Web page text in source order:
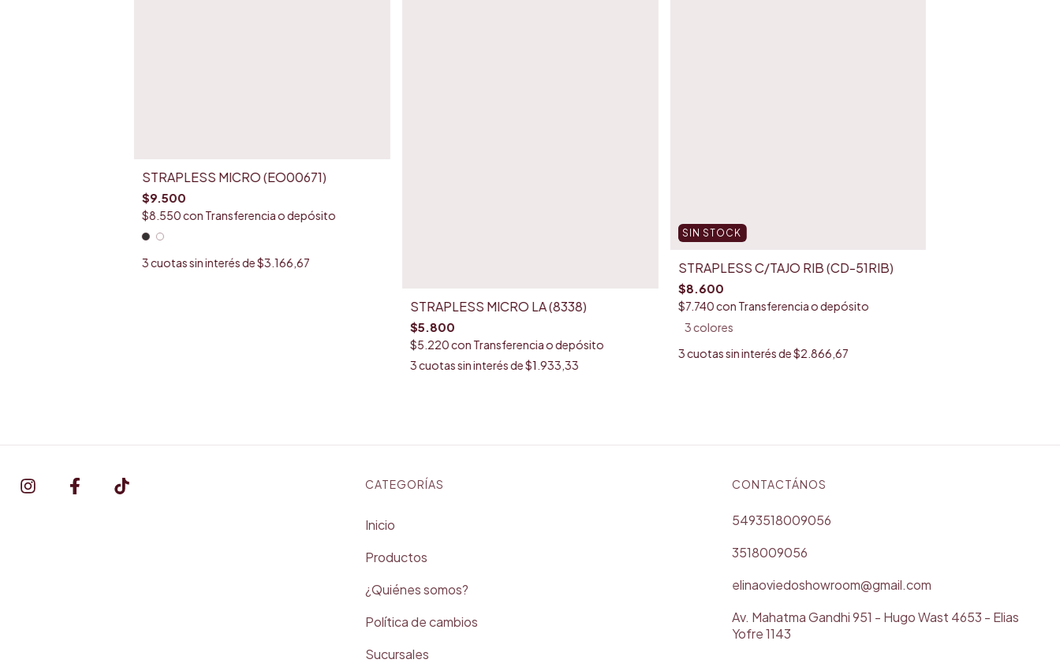
STRAPLESS MICRO (EO00671)
$9.500
$8.550conTransferencia o depósito
3cuotas sin interés de$3.166,67
STRAPLESS MICRO LA (8338)
$5.800
$5.220conTransferencia o depósito
3cuotas sin interés de$1.933,33
SIN STOCK
STRAPLESS C/TAJO RIB (CD-51RIB)
$8.600
$7.740conTransferencia o depósito
3 colores
3cuotas sin interés de$2.866,67
CATEGORÍAS
Inicio
Productos
¿Quiénes somos?
Política de cambios
Sucursales
CONTACTÁNOS
5493518009056
3518009056
elinaoviedoshowroom@gmail.com
Av. Mahatma Gandhi 951 - Hugo Wast 4653 - Elias
Yofre 1143